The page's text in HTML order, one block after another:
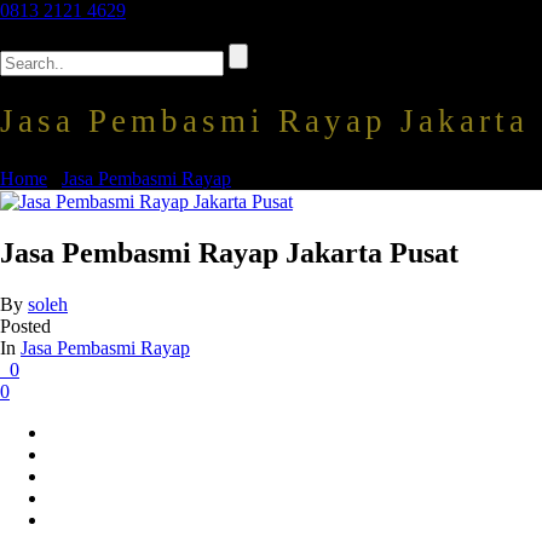
0813 2121 4629
Jasa Pembasmi Rayap Jakarta
Home Jasa Pembasmi Rayap
Jasa Pembasmi Rayap Jakarta Pusat
By soleh
Posted
In Jasa Pembasmi Rayap
0
0